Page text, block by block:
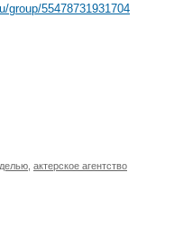
group/55478731931704
актерское агентство